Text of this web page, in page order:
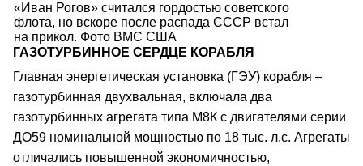
«Иван Рогов» считался гордостью советского
флота, но вскоре после распада СССР встал
на прикол. Фото ВМС США
ГАЗОТУРБИННОЕ СЕРДЦЕ КОРАБЛЯ
Главная энергетическая установка (ГЭУ) корабля –
газотурбинная двухвальная, включала два
газотурбинных агрегата типа М8К с двигателями серии
ДО59 номинальной мощностью по 18 тыс. л.с. Агрегаты
отличались повышенной экономичностью,